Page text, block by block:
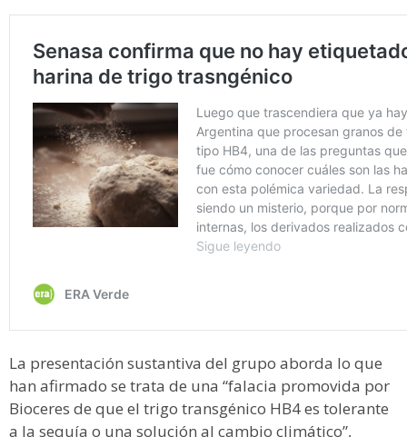
La presentación sustantiva del grupo aborda lo que
han afirmado se trata de una “falacia promovida por
Bioceres de que el trigo transgénico HB4 es tolerante
a la sequía o una solución al cambio climático”,